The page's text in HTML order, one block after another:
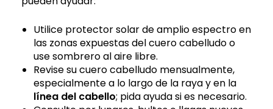
Utilice protector solar de amplio espectro en
las zonas expuestas del cuero cabelludo o
use sombrero al aire libre.
Revise su cuero cabelludo mensualmente,
especialmente a lo largo de la raya y en la
línea del cabello; pida ayuda si es necesario.